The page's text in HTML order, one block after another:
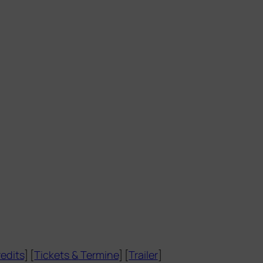
] [Tickets &Termine] [Trailer]